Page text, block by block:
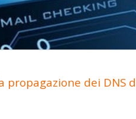
propagazione dei